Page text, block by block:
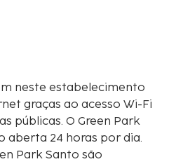
neste estabelecimento
graças ao acesso Wi-Fi
públicas. O Green Park
aberta 24 horas por dia.
Park Santo são